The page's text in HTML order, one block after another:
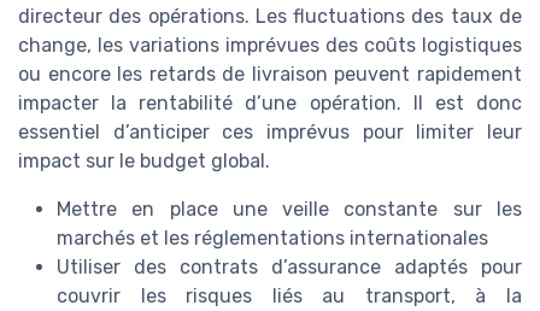
directeur des opérations. Les fluctuations des taux de
change, les variations imprévues des coûts logistiques
ou encore les retards de livraison peuvent rapidement
impacter la rentabilité d’une opération. Il est donc
essentiel d’anticiper ces imprévus pour limiter leur
impact sur le budget global.
Mettre en place une veille constante sur les
marchés et les réglementations internationales
Utiliser des contrats d’assurance adaptés pour
couvrir les risques liés au transport, à la